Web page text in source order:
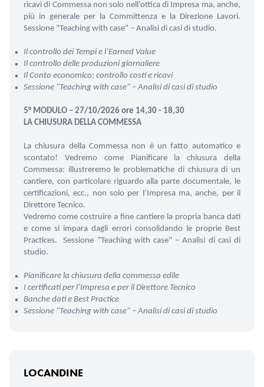
ricavi di Commessa non solo nell’ottica di Impresa ma, anche,
più in generale per la Committenza e la Direzione Lavori.
Sessione "Teaching with case" – Analisi di casi di studio.
Il controllo dei Tempi e l’Earned Value
Il controllo delle produzioni giornaliere
Il Conto economico: controllo costi e ricavi
Sessione "Teaching with case" – Analisi di casi di studio
5° MODULO – 27/10/2026 ore 14,30 - 18,30
LA CHIUSURA DELLA COMMESSA
La chiusura della Commessa non è un fatto automatico e
scontato! Vedremo come Pianificare la chiusura della
Commessa: illustreremo le problematiche di chiusura di un
cantiere, con particolare riguardo alla parte documentale, le
certificazioni, ecc., non solo per l’Impresa ma, anche, per il
Direttore Tecnico.
Vedremo come costruire a fine cantiere la propria banca dati
e come si impara dagli errori consolidando le proprie Best
Practices.
Sessione "Teaching with case" – Analisi di casi di
studio.
Pianificare la chiusura della commessa edile
I certificati per l’Impresa e per il Direttore Tecnico
Banche dati e Best Practice
Sessione "Teaching with case" – Analisi di casi di studio
LOCANDINE